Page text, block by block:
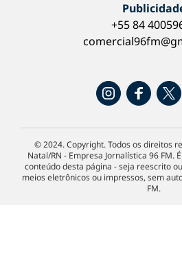
+55 84
© 2024. Copyright. Todos os direitos
Natal/RN - Empresa Jornalística 96 FM.
conteúdo desta página - seja reescrito
meios eletrônicos ou impressos, sem
FM.